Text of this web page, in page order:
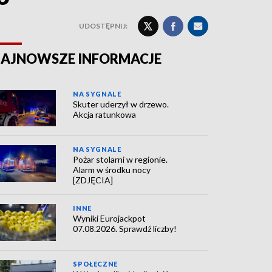
UDOSTĘPNIJ:
INFORMACJE
NA SYGNALE
Skuter uderzył w drzewo.
Akcja ratunkowa
NA SYGNALE
Pożar stolarni w regionie.
Alarm w środku nocy
[ZDJĘCIA]
INNE
Wyniki Eurojackpot
07.08.2026. Sprawdź liczby!
SPOŁECZNE